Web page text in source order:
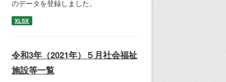
のデータを登録しました。
XLSX
令和3年（2021年）５月社会福祉
施設等一覧